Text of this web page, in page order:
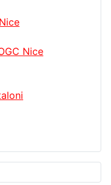
Nice